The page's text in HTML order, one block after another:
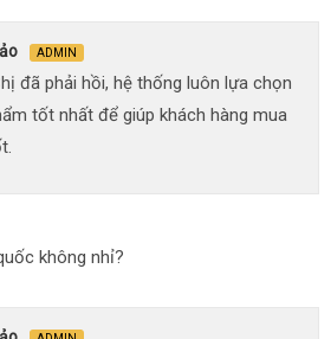
ADMIN
đã phải hồi, hệ thống luôn lựa chọn
tốt nhất để giúp khách hàng mua
không nhỉ?